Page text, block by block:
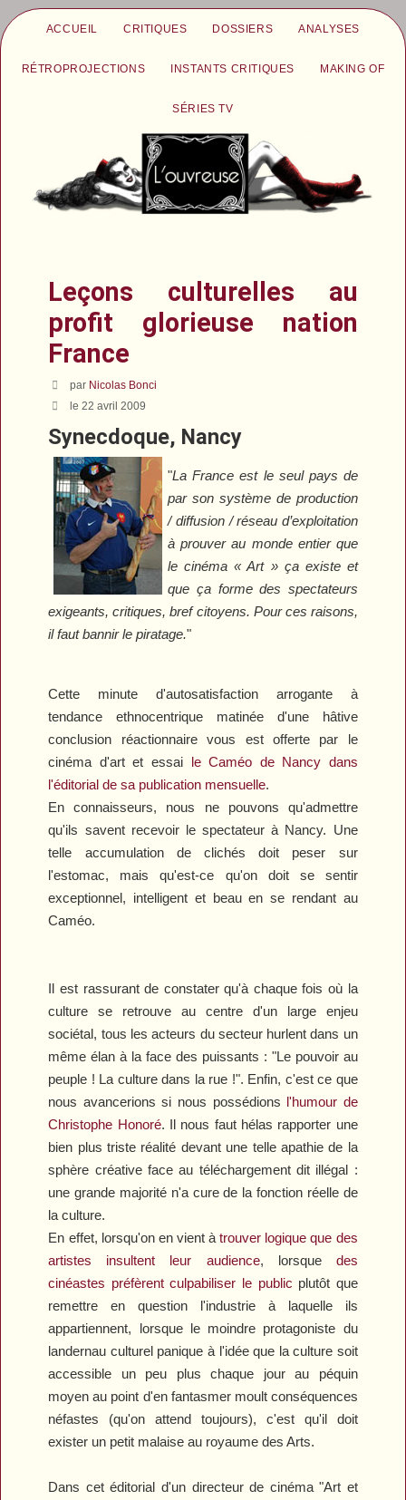
ACCUEIL CRITIQUES DOSSIERS ANALYSES
RÉTROPROJECTIONS INSTANTS CRITIQUES MAKING OF
SÉRIES TV
Leçons culturelles au
profit glorieuse nation
France
par Nicolas Bonci
le 22 avril 2009
Synecdoque, Nancy
"La France est le seul pays de
par son système de production
/ diffusion / réseau d’exploitation
à prouver au monde entier que
le cinéma « Art » ça existe et
que ça forme des spectateurs
exigeants, critiques, bref citoyens. Pour ces raisons,
il faut bannir le piratage."
Cette minute d'autosatisfaction arrogante à
tendance ethnocentrique matinée d'une hâtive
conclusion réactionnaire vous est offerte par le
cinéma d'art et essai le Caméo de Nancy dans
l'éditorial de sa publication mensuelle.
En connaisseurs, nous ne pouvons qu'admettre
qu'ils savent recevoir le spectateur à Nancy. Une
telle accumulation de clichés doit peser sur
l'estomac, mais qu'est-ce qu'on doit se sentir
exceptionnel, intelligent et beau en se rendant au
Caméo.
Il est rassurant de constater qu'à chaque fois où la
culture se retrouve au centre d'un large enjeu
sociétal, tous les acteurs du secteur hurlent dans un
même élan à la face des puissants : "Le pouvoir au
peuple ! La culture dans la rue !". Enfin, c'est ce que
nous avancerions si nous possédions l'humour de
Christophe Honoré. Il nous faut hélas rapporter une
bien plus triste réalité devant une telle apathie de la
sphère créative face au téléchargement dit illégal :
une grande majorité n'a cure de la fonction réelle de
la culture.
En effet, lorsqu'on en vient àtrouver logique que des
artistes insultent leur audience, lorsque des
cinéastes préfèrent culpabiliser le public plutôt que
remettre en question l'industrie à laquelle ils
appartiennent, lorsque le moindre protagoniste du
landernau culturel panique à l'idée que la culture soit
accessible un peu plus chaque jour au péquin
moyen au point d'en fantasmer moult conséquences
néfastes (qu'on attend toujours), c'est qu'il doit
exister un petit malaise au royaume des Arts.
Dans cet éditorial d'un directeur de cinéma "Art et